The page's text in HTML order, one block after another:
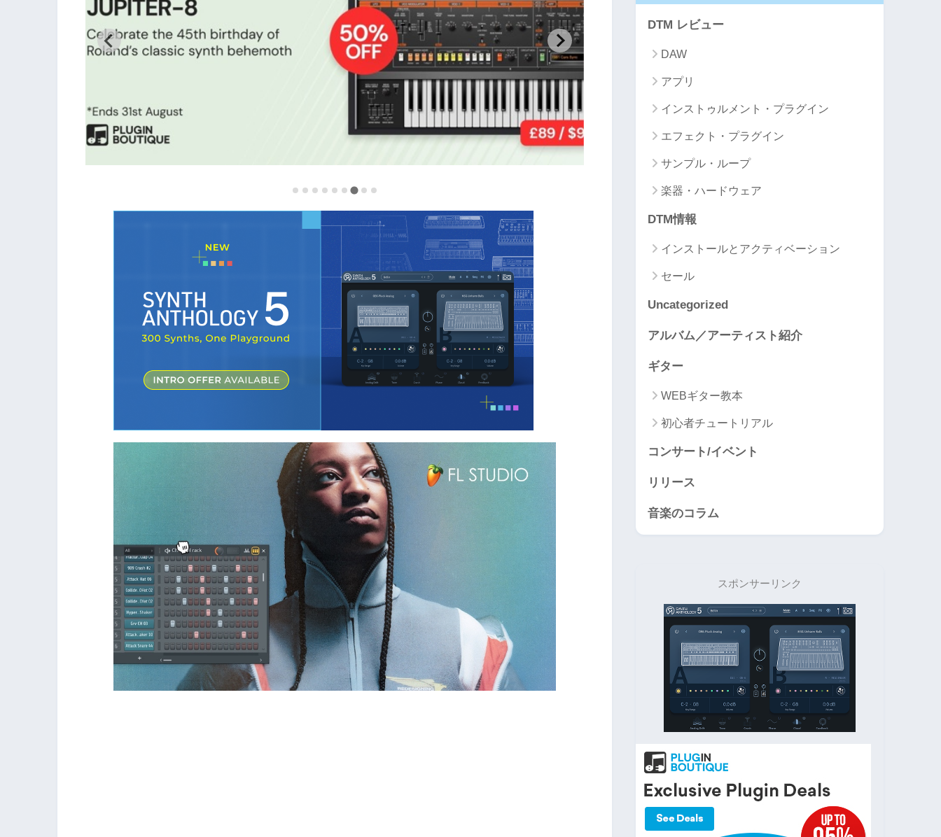
DTM レビュー
DAW
アプリ
インストゥルメント・プラグイン
エフェクト・プラグイン
サンプル・ループ
楽器・ハードウェア
DTM情報
インストールとアクティベーション
セール
Uncategorized
アルバム／アーティスト紹介
ギター
WEBギター教本
初心者チュートリアル
コンサート/イベント
リリース
音楽のコラム
スポンサーリンク